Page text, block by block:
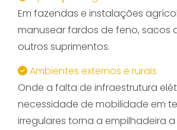
Em fazendas e instalações
manusear fardos de feno, sacos
outros suprimentos.
Ambientes externos e rurais
Onde a falta de infraestrutura
necessidade de mobilidade em
irregulares torna a empilhadeira